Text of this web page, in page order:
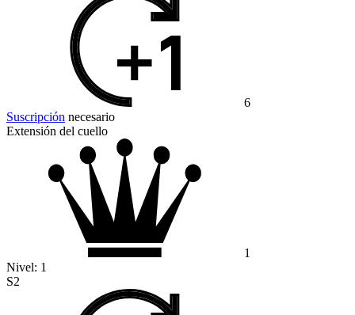
6
Suscripción necesario
Extensión del cuello
1
Nivel: 1
S2